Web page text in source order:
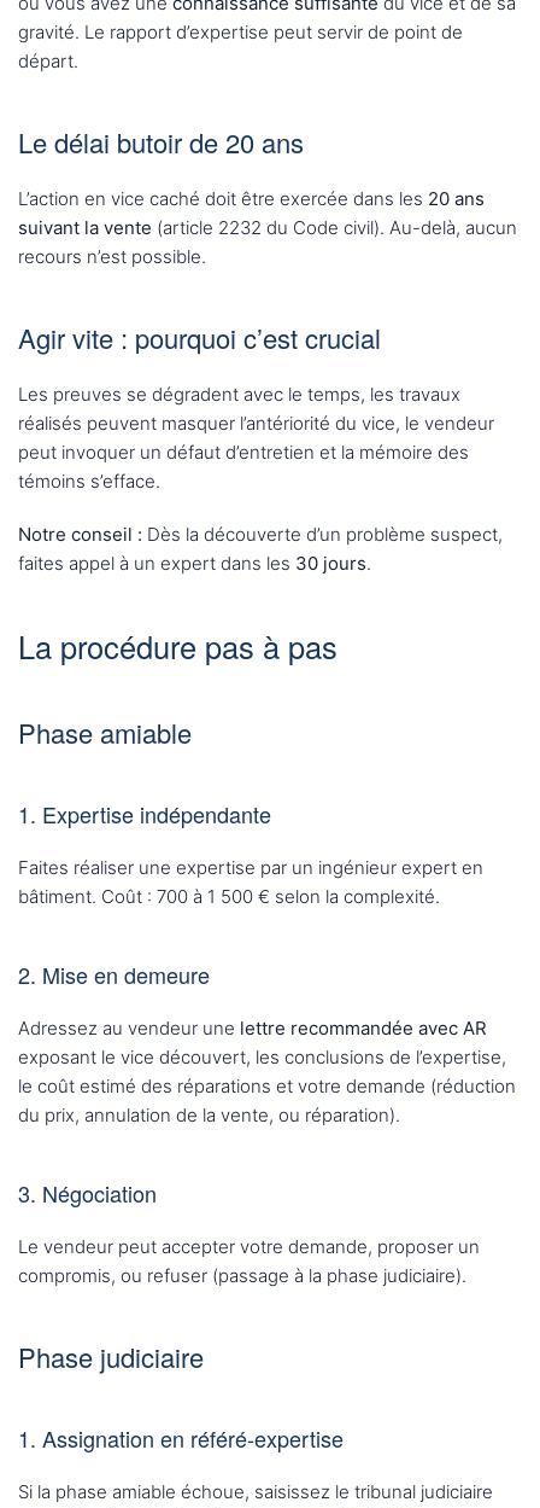
gravité. Le rapport d’expertise peut servir de point de
départ.
Le délai butoir de 20 ans
L’action en vice caché doit être exercée dans les 20 ans
suivant la vente (article 2232 du Code civil). Au-delà, aucun
recours n’est possible.
Agir vite : pourquoi c’est crucial
Les preuves se dégradent avec le temps, les travaux
réalisés peuvent masquer l’antériorité du vice, le vendeur
peut invoquer un défaut d’entretien et la mémoire des
témoins s’efface.
Notre conseil : Dès la découverte d’un problème suspect,
faites appel à un expert dans les 30 jours.
La procédure pas à pas
Phase amiable
1. Expertise indépendante
Faites réaliser une expertise par un ingénieur expert en
bâtiment. Coût : 700 à 1 500 € selon la complexité.
2. Mise en demeure
Adressez au vendeur une lettre recommandée avec AR
exposant le vice découvert, les conclusions de l’expertise,
le coût estimé des réparations et votre demande (réduction
du prix, annulation de la vente, ou réparation).
3. Négociation
Le vendeur peut accepter votre demande, proposer un
compromis, ou refuser (passage à la phase judiciaire).
Phase judiciaire
1. Assignation en référé-expertise
Si la phase amiable échoue, saisissez le tribunal judiciaire